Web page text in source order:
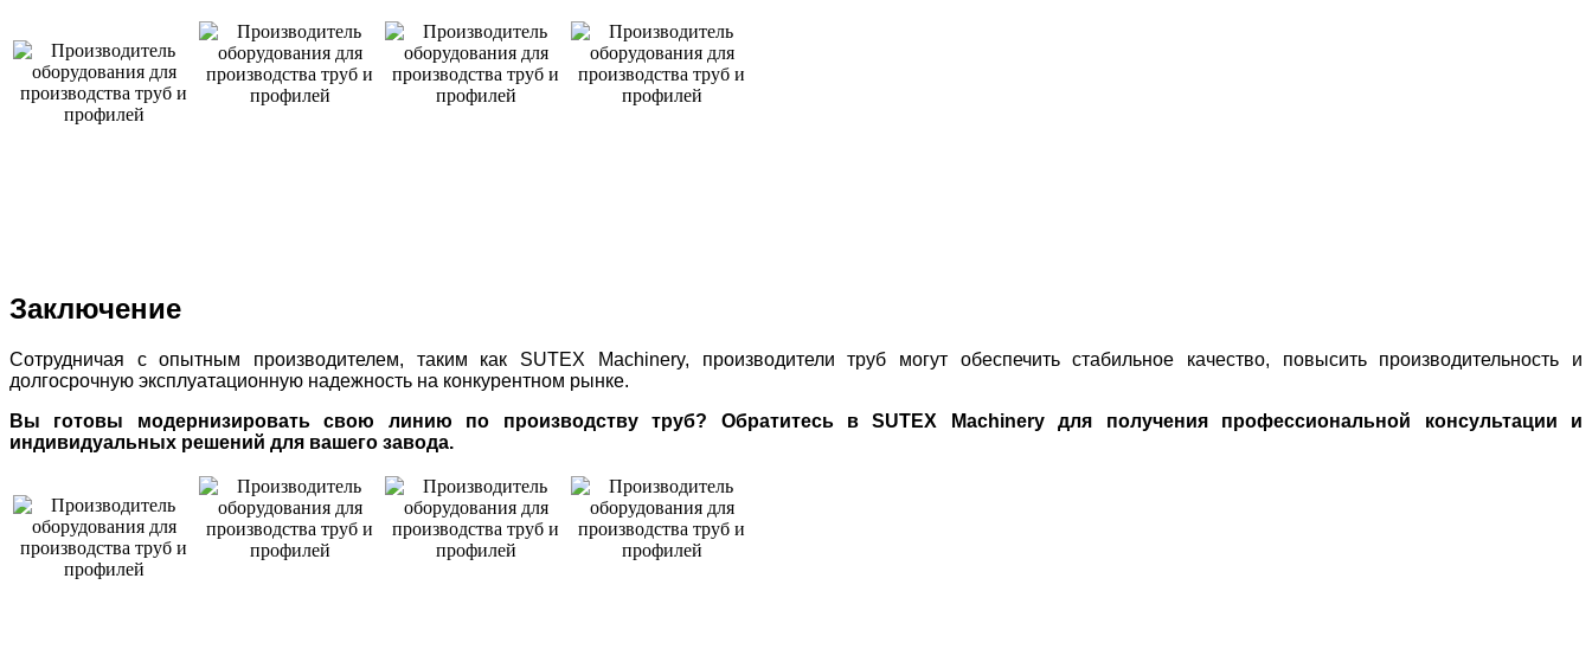
Заключение
Сотрудничая с опытным производителем, таким как SUTEX Machinery, производители труб могут обеспечить стабильное качество, повысить производительность и
долгосрочную эксплуатационную надежность на конкурентном рынке.
Вы готовы модернизировать свою линию по производству труб? Обратитесь в SUTEX Machinery для получения профессиональной консультации и
индивидуальных решений для вашего завода.